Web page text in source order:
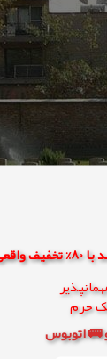
🚌 اتوبوس